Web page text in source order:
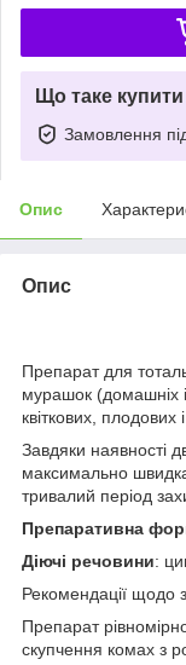
Що таке
Замовлення
Опис
Опис
Препарат для
мурашок (домашніх і
квіткових, плодових
Завдяки наявності
максимально
тривалий період
Препаративна
Діючі речовини:
Рекомендації щодо
Препарат
скупчення комах з